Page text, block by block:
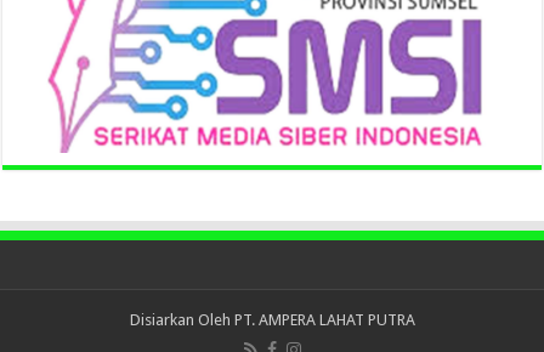
Disiarkan Oleh PT. AMPERA LAHAT PUTRA